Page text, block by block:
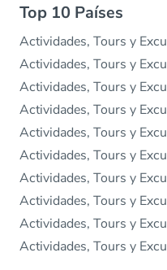
Top 10 Países
Actividades, Tours y
Actividades, Tours y
Actividades, Tours y
Actividades, Tours y
Actividades, Tours y
Actividades, Tours y
Actividades, Tours y
Actividades, Tours y
Actividades, Tours y
Actividades, Tours y